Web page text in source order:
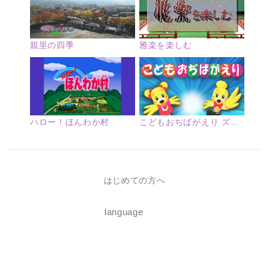
親里の四季 雅楽を楽しむ
ハロー！ほんわか村
はじめての方へ
language